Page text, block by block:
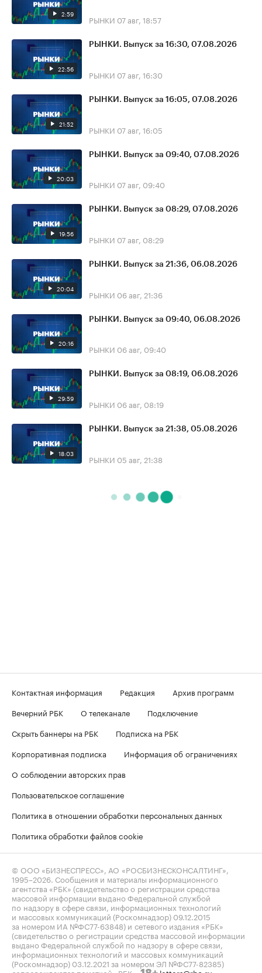
2:59 РЫНКИ 07 авг, 18:57
22:56
РЫНКИ. Выпуск за 16:30, 07.08.2026
РЫНКИ 07 авг, 16:30
21:52
РЫНКИ. Выпуск за 16:05, 07.08.2026
РЫНКИ 07 авг, 16:05
20:03
РЫНКИ. Выпуск за 09:40, 07.08.2026
РЫНКИ 07 авг, 09:40
19:56
РЫНКИ. Выпуск за 08:29, 07.08.2026
РЫНКИ 07 авг, 08:29
20:04
РЫНКИ. Выпуск за 21:36, 06.08.2026
РЫНКИ 06 авг, 21:36
20:16
РЫНКИ. Выпуск за 09:40, 06.08.2026
РЫНКИ 06 авг, 09:40
29:59
РЫНКИ. Выпуск за 08:19, 06.08.2026
РЫНКИ 06 авг, 08:19
18:03
РЫНКИ. Выпуск за 21:38, 05.08.2026
РЫНКИ 05 авг, 21:38
Контактная информация Редакция
Архив программ
Вечерний РБК
О телеканале
Подключение
Скрыть баннеры на РБК
Подписка на РБК
Корпоративная подписка
Информация об ограничениях
О соблюдении авторских прав
Пользовательское соглашение
Политика в отношении обработки персональных данных
Политика обработки файлов cookie
© ООО «БИЗНЕСПРЕСС», АО «РОСБИЗНЕСКОНСАЛТИНГ»,
1995–2026 . Сообщения и материалы информационного
агентства «РБК» (свидетельство о регистрации средства
массовой информации выдано Федеральной службой
по надзору в сфере связи, информационных технологий
и массовых коммуникаций (Роскомнадзор) 09.12.2015
за номером ИА №ФС77-63848) и сетевого издания «РБК»
(свидетельство о регистрации средства массовой информации
выдано Федеральной службой по надзору в сфере связи,
информационных технологий и массовых коммуникаций
(Роскомнадзор) 03.12.2021 за номером ЭЛ №ФС77-82385)